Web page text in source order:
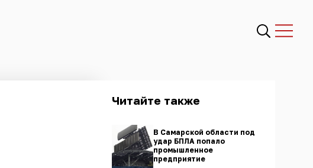
Читайте также
В Самарской области под
удар БПЛА попало
промышленное
предприятие